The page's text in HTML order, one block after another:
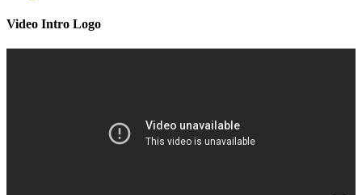
Video Intro Logo